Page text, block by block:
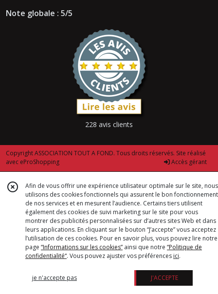
Note globale : 5/5
228 avis clients
Copyright ASSOCIATION TOUT A FOND. Tous droits réservés. Site réalisé
avec eProShopping Accès gérant
Afin de vous offrir une expérience utilisateur optimale sur le site, nous
utilisons des cookies fonctionnels qui assurent le bon fonctionnement
de nos services et en mesurent l’audience. Certains tiers utilisent
également des cookies de suivi marketing sur le site pour vous
montrer des publicités personnalisées sur d’autres sites Web et dans
leurs applications. En cliquant sur le bouton “J’accepte” vous acceptez
l’utilisation de ces cookies. Pour en savoir plus, vous pouvez lire notre
page “Informations sur les cookies” ainsi que notre “Politique de
confidentialité“. Vous pouvez ajuster vos préférences ici.
je n'accepte pas J'ACCEPTE